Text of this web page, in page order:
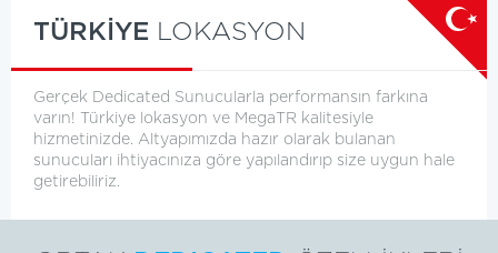
TÜRKİYE LOKASYON
Gerçek Dedicated Sunucularla performansın farkına
varın! Türkiye lokasyon ve MegaTR kalitesiyle
hizmetinizde. Altyapımızda hazır olarak bulanan
sunucuları ihtiyacınıza göre yapılandırıp size uygun hale
getirebiliriz.